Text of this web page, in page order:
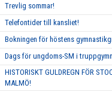
Trevlig sommar!
Telefontider till kansliet!
Bokningen för höstens
Dags för ungdoms-SM i
HISTORISKT GULDREGN FÖR
MALMÖ!